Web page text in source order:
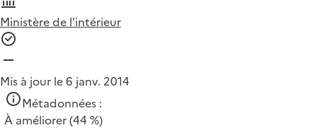
Ministère de l'intérieur
Mis à jour le 6 janv. 2014
Métadonnées :
À améliorer(44 %)